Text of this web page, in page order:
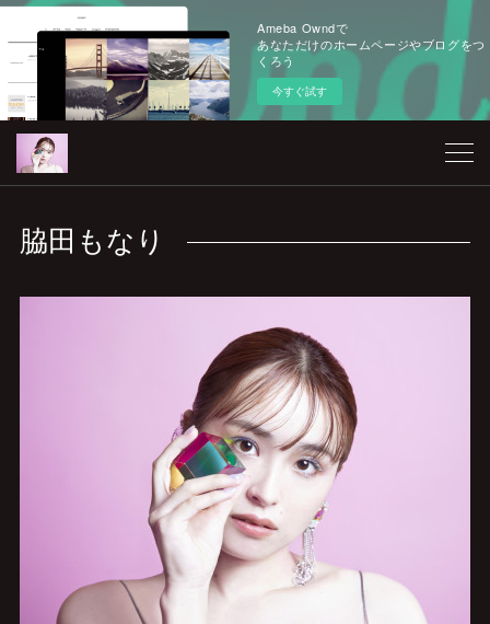
Ameba Owndで
あなただけのホームページやブログをつ
くろう
今すぐ試す
脇田もなり